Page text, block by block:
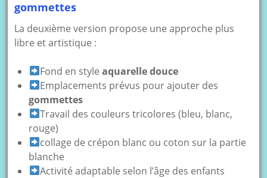
gommettes
La deuxième version propose une approche plus
libre et artistique :
Fond en style aquarelle douce
Emplacements prévus pour ajouter des
gommettes
Travail des couleurs tricolores (bleu, blanc,
rouge)
collage de crépon blanc ou coton sur la partie
blanche
Activité adaptable selon l’âge des enfants